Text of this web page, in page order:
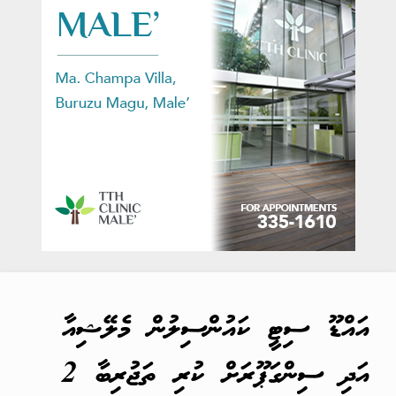
އައްޑޫ ސިޓީ ކައުންސިލުން މެލޭޝިއާ
އަދި ސިންގަޕޫރަށް ކުރި ތަޖުރިބާ 2